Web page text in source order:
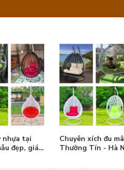
nhựa tại
đẹp, giá
Chuyên xích đu
Thường Tín - Hà